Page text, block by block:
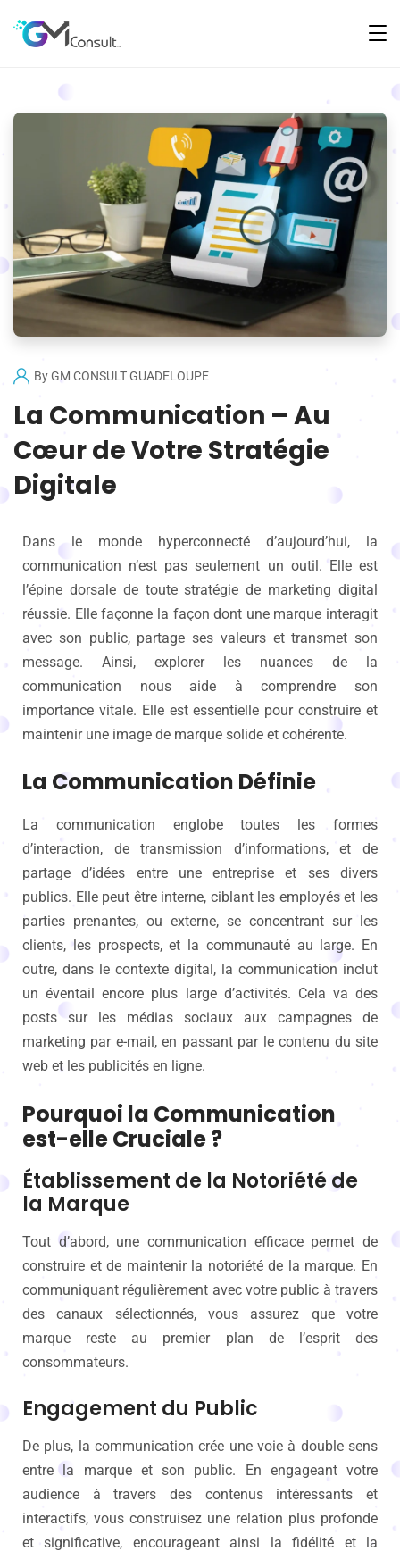
ByGM CONSULT GUADELOUPE
La Communication – Au
Cœur de Votre Stratégie
Digitale
Dans le monde hyperconnecté d’aujourd’hui, la
communication n’est pas seulement un outil. Elle est
l’épine dorsale de toute stratégie de marketing digital
réussie. Elle façonne la façon dont une marque interagit
avec son public, partage ses valeurs et transmet son
message. Ainsi, explorer les nuances de la
communication nous aide à comprendre son
importance vitale. Elle est essentielle pour construire et
maintenir une image de marque solide et cohérente.
La Communication Définie
La communication englobe toutes les formes
d’interaction, de transmission d’informations, et de
partage d’idées entre une entreprise et ses divers
publics. Elle peut être interne, ciblant les employés et les
parties prenantes, ou externe, se concentrant sur les
clients, les prospects, et la communauté au large. En
outre, dans le contexte digital, la communication inclut
un éventail encore plus large d’activités. Cela va des
posts sur les médias sociaux aux campagnes de
marketing par e-mail, en passant par le contenu du site
web et les publicités en ligne.
Pourquoi la Communication
est-elle Cruciale ?
Établissement de la Notoriété de
la Marque
Tout d’abord, une communication efficace permet de
construire et de maintenir la notoriété de la marque. En
communiquant régulièrement avec votre public à travers
des canaux sélectionnés, vous assurez que votre
marque reste au premier plan de l’esprit des
consommateurs.
Engagement du Public
De plus, la communication crée une voie à double sens
entre la marque et son public. En engageant votre
audience à travers des contenus intéressants et
interactifs, vous construisez une relation plus profonde
et significative, encourageant ainsi la fidélité et la